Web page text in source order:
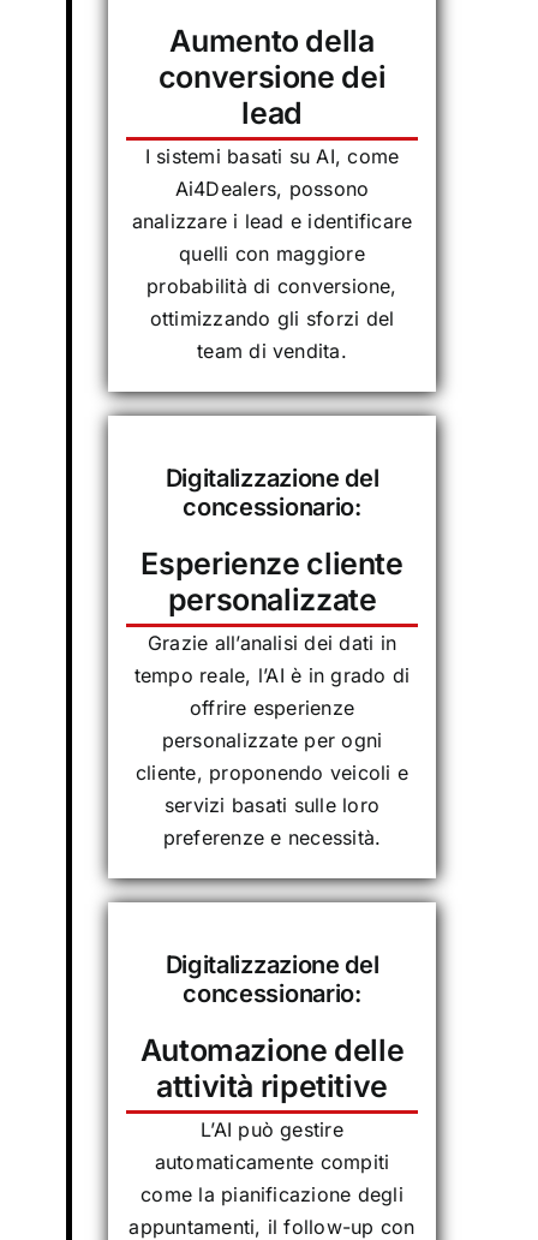
Aumento della
conversione dei
lead
I sistemi basati su AI, come
Ai4Dealers, possono
analizzare i lead e identificare
quelli con maggiore
probabilità di conversione,
ottimizzando gli sforzi del
team di vendita.
Digitalizzazione del
concessionario:
Esperienze cliente
personalizzate
Grazie all’analisi dei dati in
tempo reale, l’AI è in grado di
offrire esperienze
personalizzate per ogni
cliente, proponendo veicoli e
servizi basati sulle loro
preferenze e necessità.
Digitalizzazione del
concessionario:
Automazione delle
attività ripetitive
L’AI può gestire
automaticamente compiti
come la pianificazione degli
appuntamenti, il follow-up con